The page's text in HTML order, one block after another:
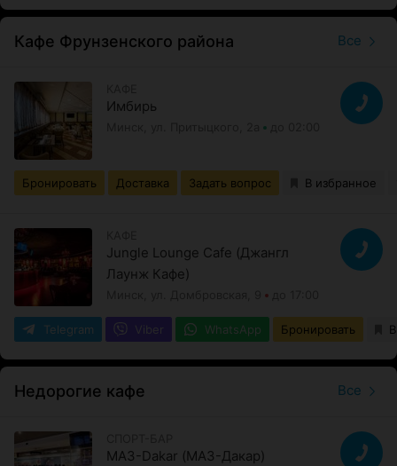
Кафе Фрунзенского района Все
Имбирь
Бронировать Доставка Задать вопрос В избранное
Jungle Lounge Cafe (Джангл
Лаунж Кафе)
Telegram Viber WhatsApp Бронировать
Недорогие кафе Все
МАЗ-Dakar (МАЗ-Дакар)